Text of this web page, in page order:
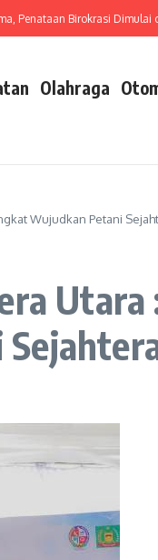
Birokrasi Dimulai dari
Olahraga
Wujudkan Petani